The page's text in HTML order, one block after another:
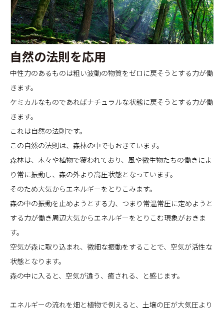
自然の法則を応用
中性力のあるものは粗い波動の物質をゼロに戻そうとする力が働
きます。
ケミカルなものであればナチュラルな状態に戻そうとする力が働
きます。
これは自然の法則です。
この自然の法則は、森林の中でもおきています。
森林は、木々や植物で覆われており、風や微生物たちの働きによ
り常に振動し、森の外より高圧状態となっています。
そのため大気からエネルギーをとりこみます。
森の中の振動を止めようとする力、つまり常温常圧に定めようと
する力が働き周辺大気からエネルギーをとりこむ現象がおきま
す。
空気が森に取り込まれ、微細な振動をすることで、空気が活性な
状態となります。
森の中に入ると、空気が違う、癒される、と感じます。
エネルギーの流れを畑と植物で例えると、土壌の圧が大気圧より